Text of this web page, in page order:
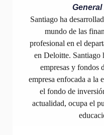
General
Santiago ha
mundo de las
profesional en el
en Deloitte. Santiago
empresas y fondos
empresa enfocada a la
el fondo de
actualidad, ocupa el